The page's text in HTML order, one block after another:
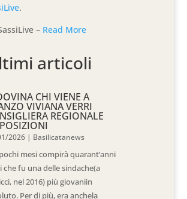
.
– Read More
articoli
CHI VIENE A
VIVIANA VERRI
REGIONALE
2026 | Basilicatanews
mesi compirà quarant’anni
che fu una delle sindache(a
nel 2016) più giovaniin
Per di più, era anchela